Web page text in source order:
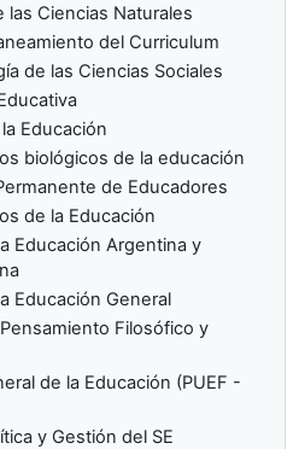
las Ciencias Naturales
del Curriculum
de las Ciencias Sociales
Educación
biológicos de la educación
de Educadores
de la Educación
Educación Argentina y
Educación General
Filosófico y
de la Educación (PUEF -
y Gestión del SE